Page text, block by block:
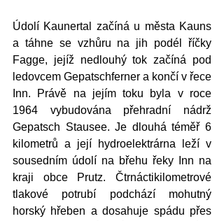
Údolí Kaunertal začíná u města Kauns
a táhne se vzhůru na jih podél říčky
Fagge, jejíž nedlouhý tok začíná pod
ledovcem Gepatschferner a končí v řece
Inn. Právě na jejím toku byla v roce
1964 vybudována přehradní nádrž
Gepatsch Stausee. Je dlouhá téměř 6
kilometrů a její hydroelektrárna leží v
sousedním údolí na břehu řeky Inn na
kraji obce Prutz. Čtrnáctikilometrové
tlakové potrubí podchází mohutný
horský hřeben a dosahuje spádu přes